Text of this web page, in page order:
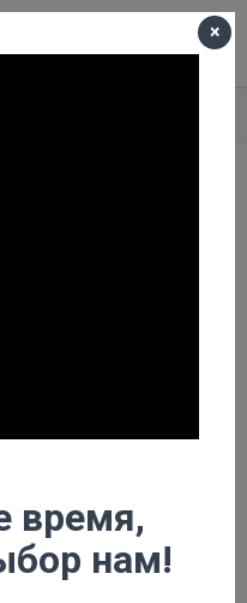
×
время,
нам!